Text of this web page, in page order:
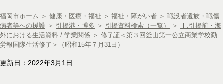
福岡市ホーム ＞ 健康・医療・福祉 ＞ 福祉・障がい者 ＞ 戦没者遺族・戦傷
病者等への援護 ＞ 引揚港・博多 ＞ 引揚資料検索（一覧） ＞
Ⅰ.引揚前・海
外における生活資料 / 学業関係 ＞ 修了証＜第３回釜山第一公立商業学校勤
労報国隊生活修了＞（昭和15年７月31日）
更新日：2022年3月1日